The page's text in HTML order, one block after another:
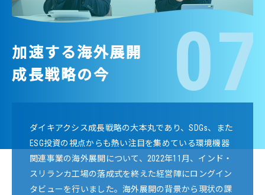
加速する海外展開
成長戦略の今
07
ダイキアクシス成⻑戦略の大本丸であり、SDGs、また
ESG投資の視点からも熱い注目を集めている環境機器
関連事業の海外展開について、2022年11月、インド・
スリランカ工場の落成式を終えた経営陣にロングイン
タビューを行いました。海外展開の背景から現状の課